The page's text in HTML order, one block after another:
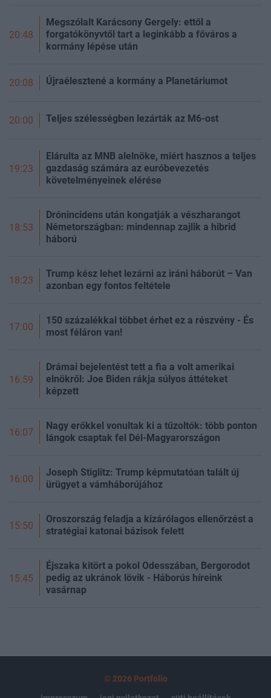
20:48
Megszólalt Karácsony Gergely: ettől a
forgatókönyvtől tart a leginkább a főváros a
kormány lépése után
20:08 Újraélesztené a kormány a Planetáriumot
20:00 Teljes szélességben lezárták az M6-ost
19:23
Elárulta az MNB alelnöke, miért hasznos a teljes
gazdaság számára az euróbevezetés
követelményeinek elérése
18:53
Drónincidens után kongatják a vészharangot
Németországban: mindennap zajlik a hibrid
háború
18:23
Trump kész lehet lezárni az iráni háborút – Van
azonban egy fontos feltétele
17:00
150 százalékkal többet érhet ez a részvény - És
most féláron van!
16:59
Drámai bejelentést tett a fia a volt amerikai
elnökről: Joe Biden rákja súlyos áttéteket
képzett
16:07
Nagy erőkkel vonultak ki a tűzoltók: több ponton
lángok csaptak fel Dél-Magyarországon
16:00
Joseph Stiglitz: Trump képmutatóan talált új
ürügyet a vámháborújához
15:50
Oroszország feladja a kizárólagos ellenőrzést a
stratégiai katonai bázisok felett
15:45
Éjszaka kitört a pokol Odesszában, Bergorodot
pedig az ukránok lövik - Háborús híreink
vasárnap
© 2026 Portfolio